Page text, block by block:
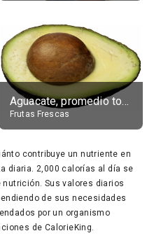
Aguacate, promedio todos variedades, crudo
Frutas Frescas
contribuye un nutriente en
diaria. 2,000 calorías al día se
Sus valores diarios
de sus necesidades
por un organismo
de CalorieKing.